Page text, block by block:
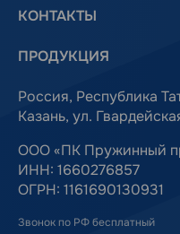
КОНТАКТЫ
ПРОДУКЦИЯ
Россия, Республика
Казань, ул.
ООО «ПК Пружинный
ИНН: 1660276857
ОГРН: 1161690130931
Звонок по РФ бесплатный